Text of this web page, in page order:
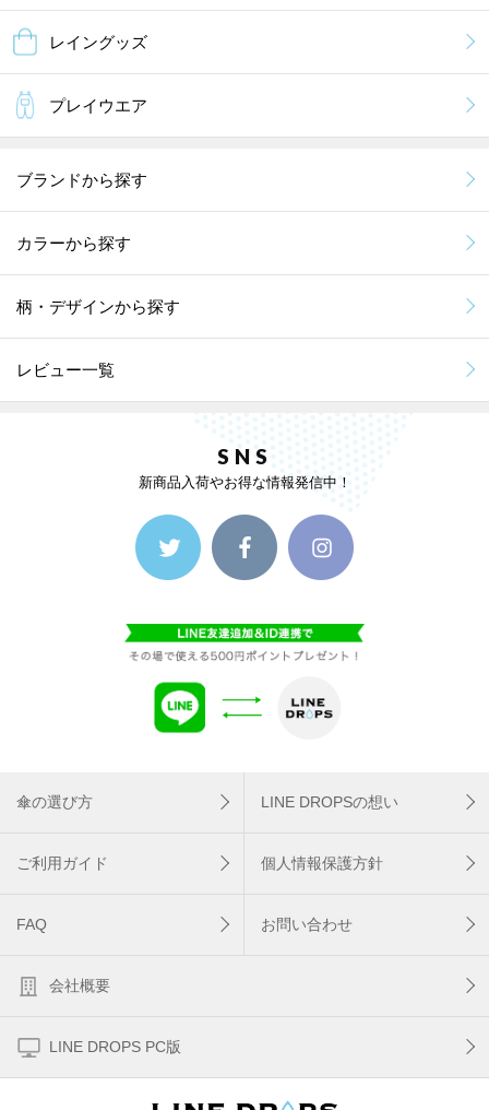
レイングッズ
プレイウエア
ブランドから探す
カラーから探す
柄・デザインから探す
レビュー一覧
SNS
新商品入荷やお得な情報発信中！
傘の選び方 LINE DROPSの想い
ご利用ガイド 個人情報保護方針
FAQ お問い合わせ
会社概要
LINE DROPS PC版